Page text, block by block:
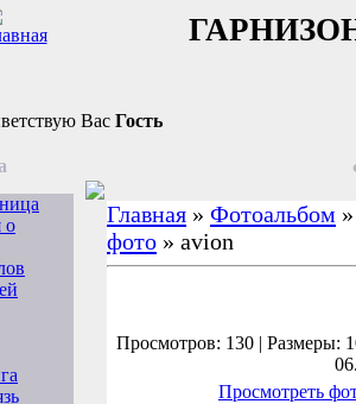
Вас Гость
о
Главная » Фотоальбом
фото » avion
Просмотров: 130 | Размеры:
Просмотреть